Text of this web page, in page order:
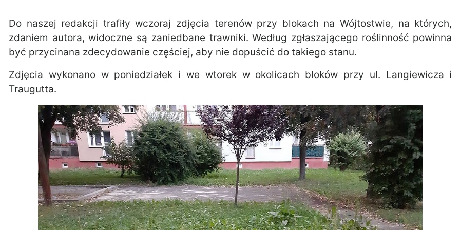
Do naszej redakcji trafiły wczoraj zdjęcia terenów przy blokach na Wójtostwie, na których,
zdaniem autora, widoczne są zaniedbane trawniki. Według zgłaszającego roślinność powinna
być przycinana zdecydowanie częściej, aby nie dopuścić do takiego stanu.
Zdjęcia wykonano w poniedziałek i we wtorek w okolicach bloków przy ul. Langiewicza i
Traugutta.